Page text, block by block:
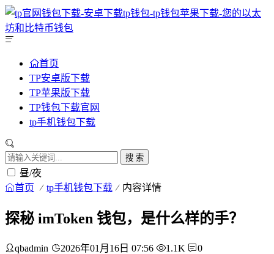
首页
TP安卓版下载
TP苹果版下载
TP钱包下载官网
tp手机钱包下载
搜 索
昼/夜
首页 tp手机钱包下载 内容详情
探秘 imToken 钱包，是什么样的手？
qbadmin 2026年01月16日 07:56 1.1K 0